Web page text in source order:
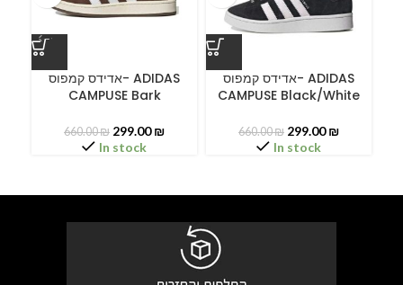
אדידס קמפוס- ADIDAS
CAMPUSE Bark
660.00₪ 299.00₪
In stock
אדידס קמפוס- ADIDAS
CAMPUSE Black/White
660.00₪ 299.00₪
In stock